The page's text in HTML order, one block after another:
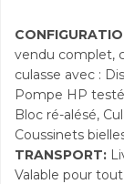
vendu complet,
culasse avec :
Pompe HP
Bloc ré-alésé,
Coussinets
TRANSPORT:
Valable pour